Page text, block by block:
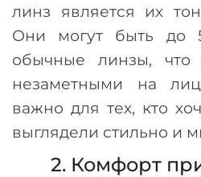
линз является их
Они могут быть до
обычные линзы, что
незаметными на
важно для тех, кто
выглядели стильно и
2. Комфорт